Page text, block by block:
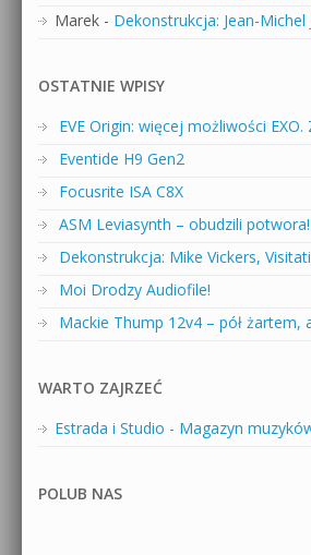
Marek - Dekonstrukcja: Jean-Michel
OSTATNIE WPISY
EVE Origin: więcej możliwości EXO.
Eventide H9 Gen2
Focusrite ISA C8X
ASM Leviasynth – obudzili potwora!
Dekonstrukcja: Mike Vickers,
Moi Drodzy Audiofile!
Mackie Thump 12v4 – pół żartem,
WARTO ZAJRZEĆ
Estrada i Studio - Magazyn
POLUB NAS